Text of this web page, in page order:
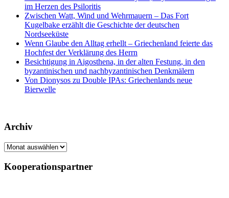
im Herzen des Psiloritis
Zwischen Watt, Wind und Wehrmauern – Das Fort
Kugelbake erzählt die Geschichte der deutschen
Nordseeküste
Wenn Glaube den Alltag erhellt – Griechenland feierte das
Hochfest der Verklärung des Herrn
Besichtigung in Aigosthena, in der alten Festung, in den
byzantinischen und nachbyzantinischen Denkmälern
Von Dionysos zu Double IPAs: Griechenlands neue
Bierwelle
Archiv
Archiv
Kooperationspartner